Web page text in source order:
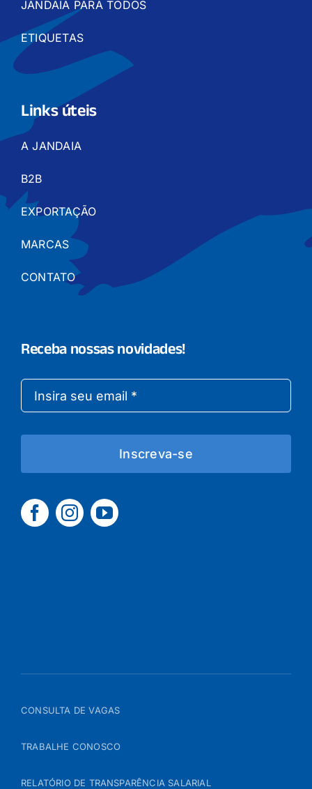
JANDAIA PARA TODOS
ETIQUETAS
Links úteis
A JANDAIA
B2B
EXPORTAÇÃO
MARCAS
CONTATO
Receba nossas novidades!
Inscreva-se
CONSULTA DE VAGAS
TRABALHE CONOSCO
RELATÓRIO DE TRANSPARÊNCIA SALARIAL